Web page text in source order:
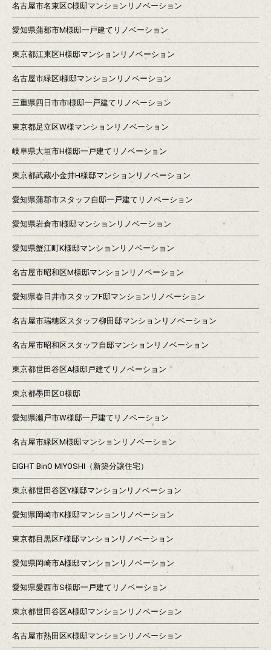
名古屋市名東区C様邸マンションリノベーション
愛知県蒲郡市M様邸一戸建てリノベーション
東京都江東区H様邸マンションリノベーション
名古屋市緑区I様邸マンションリノベーション
三重県四日市市I様邸一戸建てリノベーション
東京都足立区W様マンションリノベーション
岐阜県大垣市H様邸一戸建てリノベーション
東京都武蔵小金井H様邸マンションリノベーション
愛知県蒲郡市スタッフ自邸一戸建てリノベーション
愛知県岩倉市I様邸マンションリノベーション
愛知県蟹江町K様邸マンションリノベーション
名古屋市昭和区M様邸マンションリノベーション
愛知県春日井市スタッフF邸マンションリノベーション
名古屋市瑞穂区スタッフ柳田邸マンションリノベーション
名古屋市昭和区スタッフ自邸マンションリノベーション
東京都世田谷区A様邸戸建てリノベーション
東京都墨田区O様邸
愛知県瀬戸市W様邸一戸建てリノベーション
名古屋市緑区M様邸マンションリノベーション
EIGHT BinO MIYOSHI（新築分譲住宅）
東京都世田谷区Y様邸マンションリノベーション
愛知県岡崎市K様邸マンションリノベーション
東京都目黒区F様邸マンションリノベーション
愛知県岡崎市A様邸マンションリノベーション
愛知県愛西市S様邸一戸建てリノベーション
東京都世田谷区A様邸マンションリノベーション
名古屋市熱田区K様邸マンションリノベーション